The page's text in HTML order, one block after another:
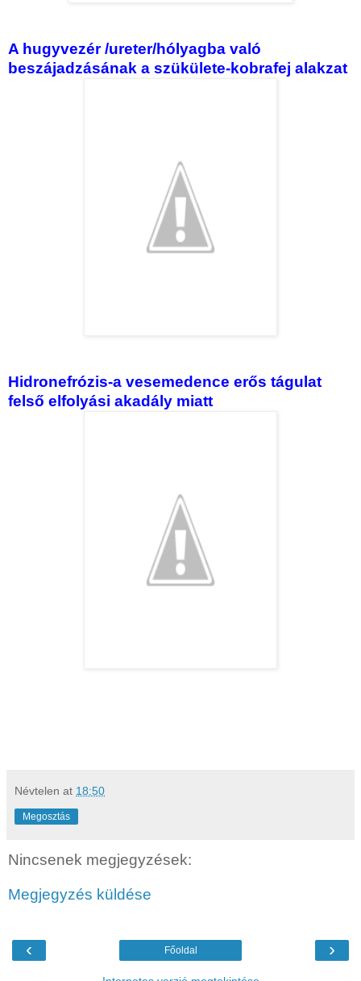
A hugyvezér /ureter/hólyagba való
beszájadzásának a szükülete-kobrafej alakzat
Hidronefrózis-a vesemedence erős tágulat
felső elfolyási akadály miatt
Névtelen at 18:50
Megosztás
Nincsenek megjegyzések:
Megjegyzés küldése
‹ ›
Főoldal